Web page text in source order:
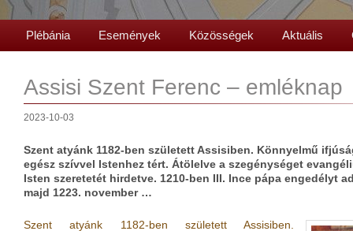
Plébánia Események Közösségek Aktuális
Assisi Szent Ferenc – emléknap
2023-10-03
Szent atyánk 1182-ben született Assisiben. Könnyelmű
egész szívvel Istenhez tért. Átölelve a szegénységet
Isten szeretetét hirdetve. 1210-ben III. Ince pápa engedélyt
majd 1223. november …
Szent atyánk 1182-ben született Assisiben.